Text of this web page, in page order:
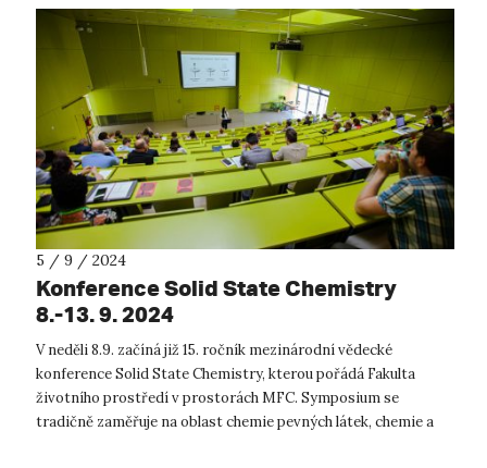
5 / 9 / 2024
Konference Solid State Chemistry
8.-13. 9. 2024
V neděli 8.9. začíná již 15. ročník mezinárodní vědecké
konference Solid State Chemistry, kterou pořádá Fakulta
životního prostředí v prostorách MFC. Symposium se
tradičně zaměřuje na oblast chemie pevných látek, chemie a